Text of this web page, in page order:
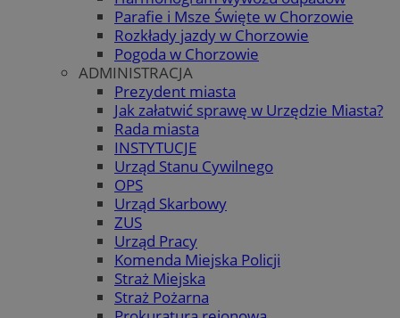
Parafie i Msze Święte w Chorzowie
Rozkłady jazdy w Chorzowie
Pogoda w Chorzowie
ADMINISTRACJA
Prezydent miasta
Jak załatwić sprawę w Urzędzie Miasta?
Rada miasta
INSTYTUCJE
Urząd Stanu Cywilnego
OPS
Urząd Skarbowy
ZUS
Urząd Pracy
Komenda Miejska Policji
Straż Miejska
Straż Pożarna